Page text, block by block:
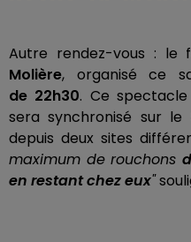
Autre rendez-vous : le
Molière, organisé ce
de 22h30. Ce
sera synchronisé sur
depuis deux sites
maximum de rouchons
en restant chez eux"